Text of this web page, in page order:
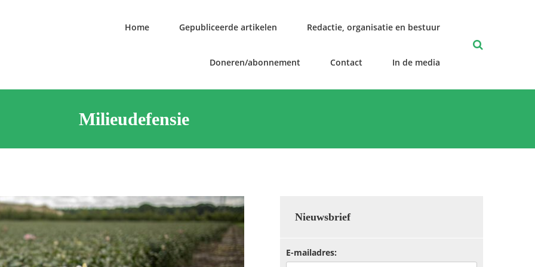
Home Gepubliceerde artikelen Redactie, organisatie en bestuur
Doneren/abonnement Contact In de media
Milieudefensie
Nieuwsbrief
E-mailadres: